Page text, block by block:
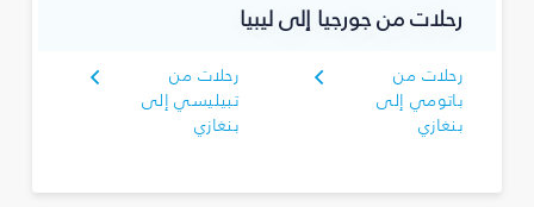
رحلات من جورجيا إلى ليبيا
رحلات من
باتومي إلى
بنغازي
رحلات من
تبيليسي إلى
بنغازي